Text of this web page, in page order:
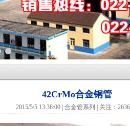
42CrMo合金钢管
2015/5/5 13:38:00 | 合金管系列 | 关注：